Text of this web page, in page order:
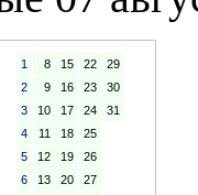
1 8 15 22
29
2
9 16 23
30
3
10 17 24
31
4
11 18
25
5
12 19
26
6
13 20
27